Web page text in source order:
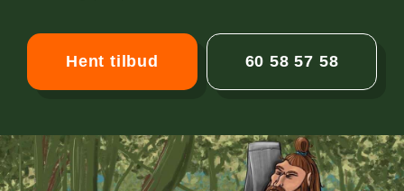
Hent tilbud 60 58 57 58